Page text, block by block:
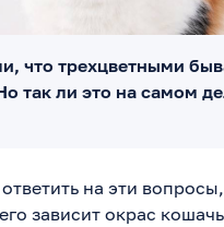
что трехцветными
так ли это на самом
на эти
зависит окрас